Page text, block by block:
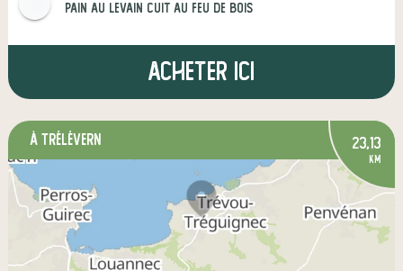
Pain au levain Cuit au feu de bois
Acheter ici
à Trélévern 23,13
km